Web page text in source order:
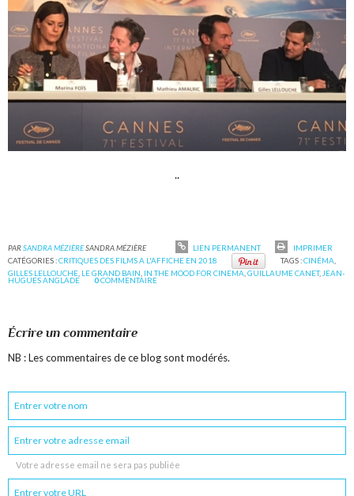
..
PARSANDRA MÉZIÈRESANDRA MÉZIÈRE LIEN PERMANENT
IMPRIMER
CATÉGORIES :CRITIQUES DES FILMS A L'AFFICHE EN 2018 TAGS :CINÉMA
GILLES LELLOUCHE, LE GRAND BAIN, IN THE MOOD FOR CINEMA,GUILLAUME CANET,JEAN-
HUGUES ANGLADE 0COMMENTAIRE
Écrire un commentaire
NB : Les commentaires de ce blog sont modérés.
Votre adresse email ne sera pas publiée